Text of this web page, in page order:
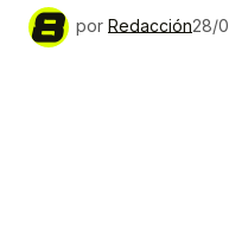
por Redacción28/